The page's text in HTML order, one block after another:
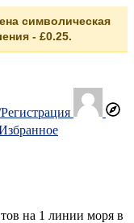
символическая
- £0.25.
на 1 линии моря в